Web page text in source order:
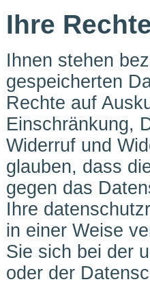
Ihre
Ihnen stehen
gespeicherten
Rechte auf
Einschränkung,
Widerruf und
glauben, dass
gegen das
Ihre
in einer Weise
Sie sich bei der
oder der